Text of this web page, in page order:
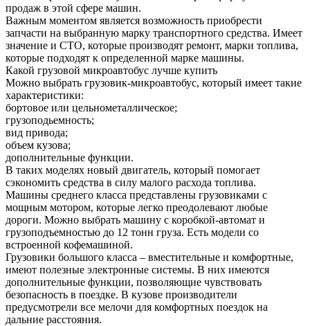
продаж в этой сфере машин.
Важным моментом является возможность приобрести
запчасти на выбранную марку транспортного средства. Имеет
значение и СТО, которые производят ремонт, марки топлива,
которые подходят к определенной марке машины.
Какой грузовой микроавтобус лучше купить
Можно выбрать грузовик-микроавтобус, который имеет такие
характеристики:
бортовое или цельнометаллическое;
грузоподьемность;
вид привода;
объем кузова;
дополнительные функции.
В таких моделях новый двигатель, который помогает
сэкономить средства в силу малого расхода топлива.
Машины среднего класса представлены грузовиками с
мощным мотором, которые легко преодолевают любые
дороги. Можно выбрать машину с коробкой-автомат и
грузоподъемностью до 12 тонн груза. Есть модели со
встроенной кофемашиной.
Грузовики большого класса – вместительные и комфортные,
имеют полезные электронные системы. В них имеются
дополнительные функции, позволяющие чувствовать
безопасность в поездке. В кузове производители
предусмотрели все мелочи для комфортных поездок на
дальние расстояния.